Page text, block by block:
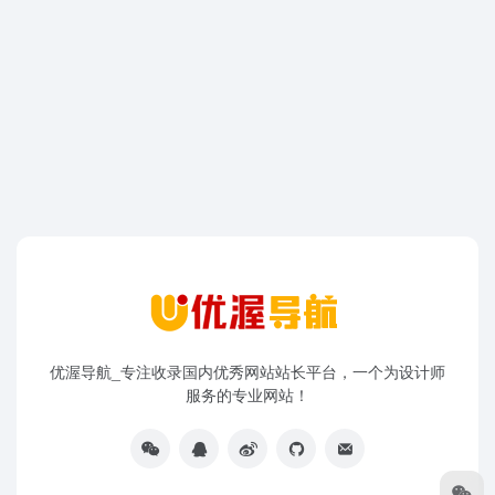
优渥导航_专注收录国内优秀网站站长平台，一个为设计师
服务的专业网站！